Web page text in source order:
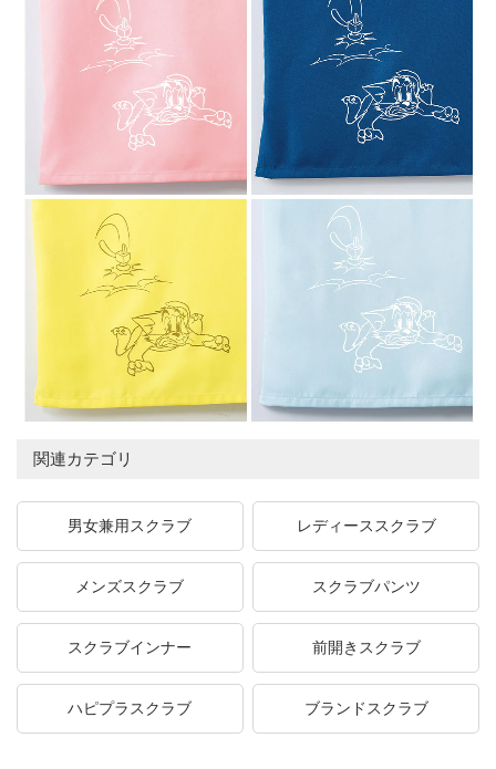
関連カテゴリ
男女兼用スクラブ レディーススクラブ
メンズスクラブ スクラブパンツ
スクラブインナー 前開きスクラブ
ハピプラスクラブ ブランドスクラブ